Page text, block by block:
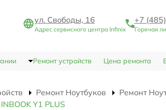
ул. Свободы, 16
Адрес сервисного центра Infinix
+7
Горячая
Ремонт устройств Цена ремонта
Ремонт Ноутбуков
Ремонт
Y1 PLUS